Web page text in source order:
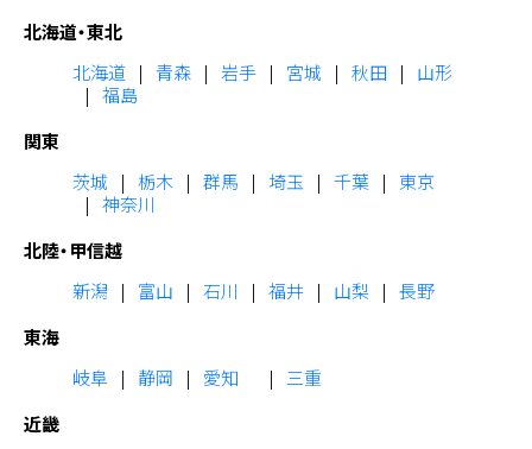
北海道・東北
北海道
青森 岩手 宮城 秋田
山形
福島
関東
茨城
栃木 群馬 埼玉 千葉
東京
神奈川
北陸・甲信越
新潟
富山 石川 福井 山梨
長野
東海
岐阜
静岡 愛知
三重
近畿